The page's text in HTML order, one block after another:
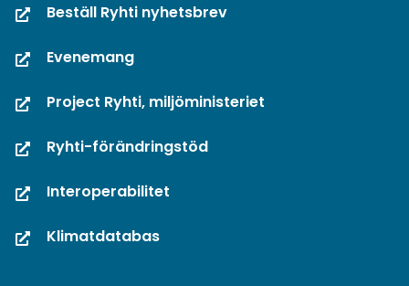
Beställ Ryhti nyhetsbrev
Evenemang
Project Ryhti, miljöministeriet
Ryhti-förändringstöd
Interoperabilitet
Klimatdatabas